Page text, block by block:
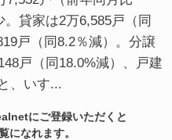
貸家は2万6,585戸（同
戸（同8.2％減）。分譲
戸（同18.0%減）、戸建
、いす...
にご登録いただくと
になれます。